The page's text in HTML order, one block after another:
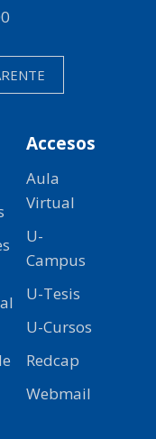
Accesos
Aula
Virtual
U-
Campus
U-Tesis
U-Cursos
Redcap
Webmail